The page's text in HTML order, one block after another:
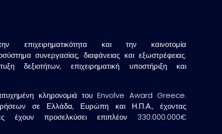
και την καινοτομία
συνεργασίας, διαφάνειας και εξωστρέφειας.
επιχειρηματική υποστήριξη και
κληρονομιά του Envolve Award Greece.
σε Ελλάδα, Ευρώπη και Η.Π.Α., έχοντας
έχουν προσελκύσει επιπλέον 330.000.000€